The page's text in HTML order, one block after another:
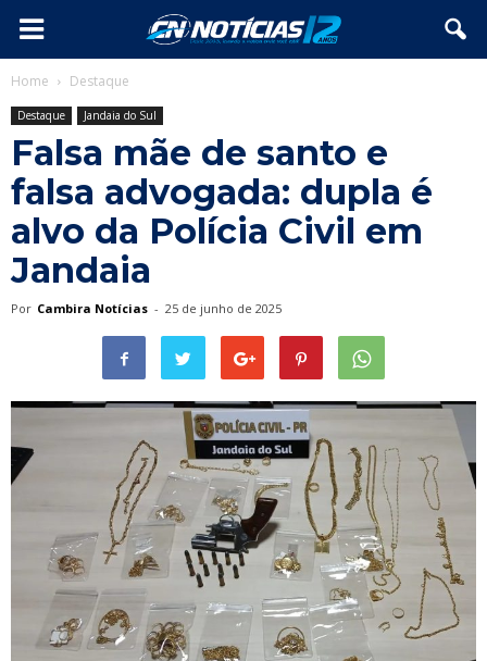
Home Destaque
Destaque Jandaia do Sul
Falsa mãe de santo e
falsa advogada: dupla é
alvo da Polícia Civil em
Jandaia
Por Cambira Notícias - 25 de junho de 2025